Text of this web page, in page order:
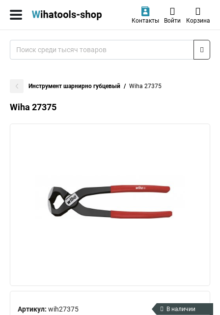
Контакты Войти Корзина
Инструмент шарнирно губцевый Wiha 27375
Wiha 27375
Артикул: wih27375 В наличии